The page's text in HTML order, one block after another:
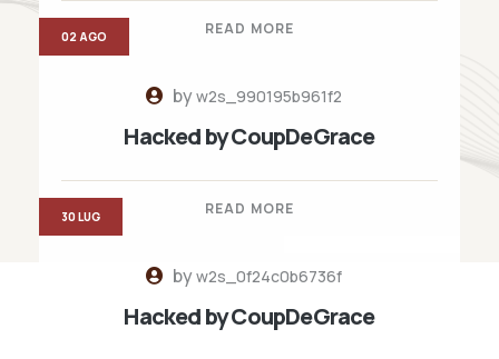
READ MORE
byw2s_990195b961f2
Hacked by CoupDeGrace
READ MORE
02 AGO
byw2s_0f24c0b6736f
Hacked by CoupDeGrace
30 LUG